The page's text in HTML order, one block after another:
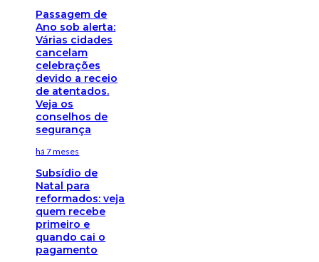
Passagem de
Ano sob alerta:
Várias cidades
cancelam
celebrações
devido a receio
de atentados.
Veja os
conselhos de
segurança
há 7 meses
Subsídio de
Natal para
reformados: veja
quem recebe
primeiro e
quando cai o
pagamento